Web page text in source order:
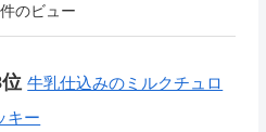
のビュー
牛乳仕込みのミルクチュロ
キー